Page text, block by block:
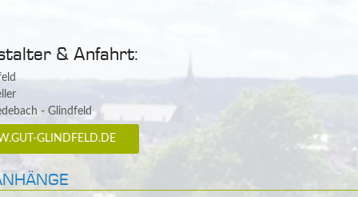
& Anfahrt:
- Glindfeld
GLINDFELD.DE